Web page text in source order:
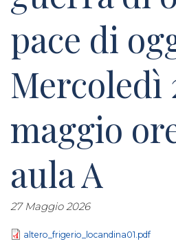
pace di
Mercoledì
maggio
aula A
27 Maggio 2026
altero_frigerio_locandina01.pdf